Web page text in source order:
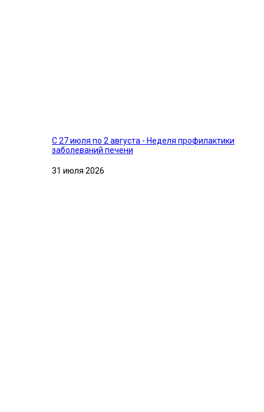
С 27 июля по 2 августа - Неделя профилактики
заболеваний печени
31 июля 2026